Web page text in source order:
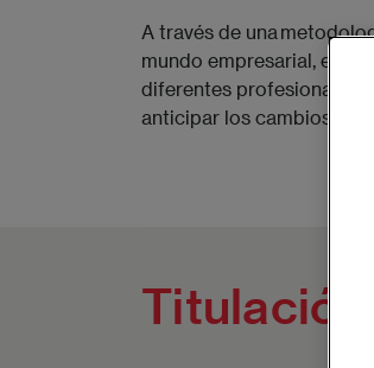
A través de una
mundo empresarial, el
diferentes profesionales
anticipar los cambios con